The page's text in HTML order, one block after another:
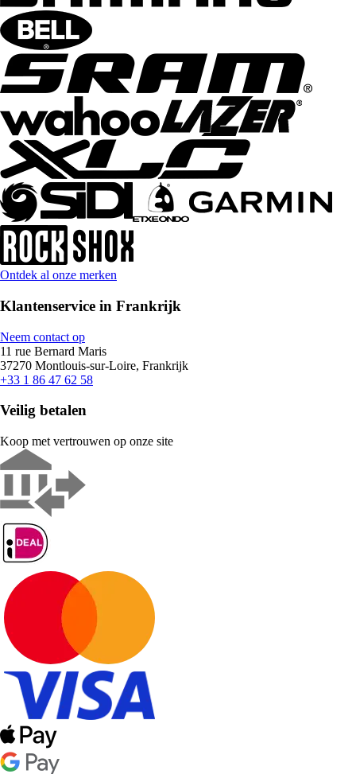
Ontdek al onze merken
Klantenservice in Frankrijk
Neem contact op
11 rue Bernard Maris
37270 Montlouis-sur-Loire, Frankrijk
+33 1 86 47 62 58
Veilig betalen
Koop met vertrouwen op onze site